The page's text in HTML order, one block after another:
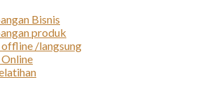
Bisnis
produk
offline /langsung